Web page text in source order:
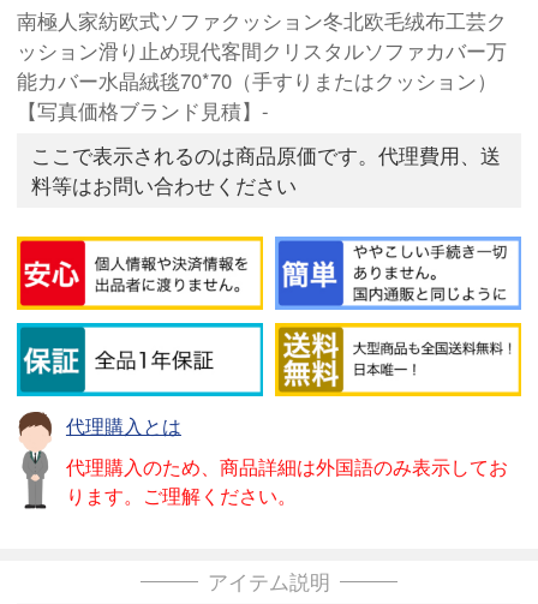
南極人家紡欧式ソファクッション冬北欧毛绒布工芸ク
ッション滑り止め現代客間クリスタルソファカバー万
能カバー水晶絨毯70*70（手すりまたはクッション）
【写真価格ブランド見積】-
ここで表示されるのは商品原価です。代理費用、送
料等はお問い合わせください
代理購入とは
代理購入のため、商品詳細は外国語のみ表示してお
ります。ご理解ください。
アイテム説明